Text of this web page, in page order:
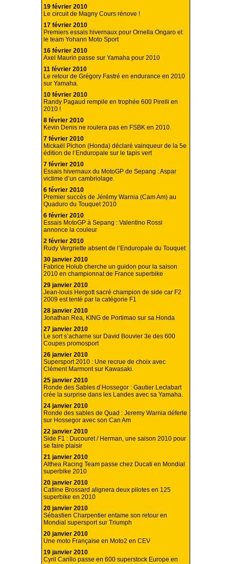
19 février 2010
Le circuit de Magny Cours rénove !
17 février 2010
Premiers essais hivernaux pour Ornella Ongaro et
le team Yohann Moto Sport
16 février 2010
Axel Maurin passe sur Yamaha pour 2010
11 février 2010
Le retour de Grégory Fastré en endurance en 2010
sur Yamaha.
10 février 2010
Randy Pagaud rempile en trophée 600 Pirelli en
2010 !
8 février 2010
Kevin Denis ne roulera pas en FSBK en 2010.
7 février 2010
Mickaël Pichon (Honda) déclaré vainqueur de la 5e
édition de l’Enduropale sur le tapis vert
7 février 2010
Essais hivernaux du MotoGP de Sepang : Aspar
victime d’un cambriolage.
6 février 2010
Premier succès de Jérémy Warnia (Cam Am) au
Quaduro du Touquet 2010
6 février 2010
Essais MotoGP à Sepang : Valentino Rossi
annonce la couleur
2 février 2010
Rudy Vergriette absent de l’Enduropale du Touquet
30 janvier 2010
Fabrice Holub cherche un guidon pour la saison
2010 en championnat de France superbike
29 janvier 2010
Jean-louis Hergott sacré champion de side car F2
2009 est tenté par la catégorie F1
28 janvier 2010
Jonathan Rea, KING de Portimao sur sa Honda
27 janvier 2010
Le sort s’acharne sur David Bouvier 3e des 600
Coupes promosport
26 janvier 2010
Supersport 2010 : Une recrue de choix avec
Clément Marmont sur Kawasaki.
25 janvier 2010
Ronde des Sables d’Hossegor : Gautier Leclabart
crée la surprise dans les Landes avec sa Yamaha.
24 janvier 2010
Ronde des sables de Quad : Jeremy Warnia déferle
sur Hossegor avec son Can Am
22 janvier 2010
Side F1 : Ducouret / Herman, une saison 2010 pour
se faire plaisir
21 janvier 2010
Althea Racing Team passe chez Ducati en Mondial
superbike 2010
20 janvier 2010
Catline Brossard alignera deux pilotes en 125
superbike en 2010
20 janvier 2010
Sébastien Charpentier entame son retour en
Mondial supersport sur Triumph
20 janvier 2010
Une moto Française en Moto2 en CEV
19 janvier 2010
Cyril Carillo passe en 600 superstock Europe en